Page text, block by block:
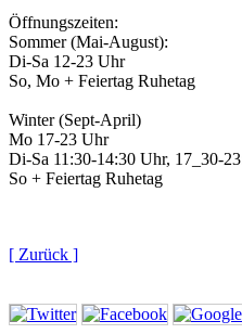
Öffnungszeiten:
Sommer (Mai-August):
Di-Sa 12-23 Uhr
So, Mo + Feiertag Ruhetag
Winter (Sept-April)
Mo 17-23 Uhr
Di-Sa 11:30-14:30 Uhr, 17_30-
So + Feiertag Ruhetag
[ Zurück ]